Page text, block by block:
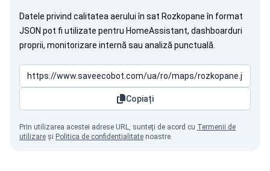
Datele privind calitatea aerului în sat Rozkopane în format
JSON pot fi utilizate pentru HomeAssistant, dashboarduri
proprii, monitorizare internă sau analiză punctuală.
Copiați
Prin utilizarea acestei adrese URL, sunteți de acord cu Termenii de
utilizare și Politica de confidențialitate noastre.